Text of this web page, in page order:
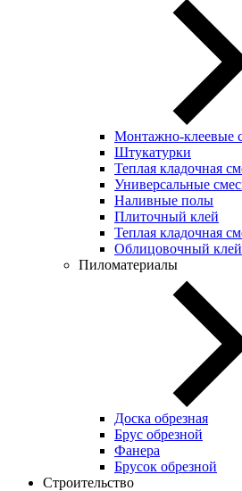
Монтажно-клеевые
Штукатурки
Теплая кладочная
Универсальные
Наливные полы
Плиточный клей
Теплая кладочная
Облицовочный клей
Пиломатериалы
Доска обрезная
Брус обрезной
Фанера
Брусок обрезной
Строительство